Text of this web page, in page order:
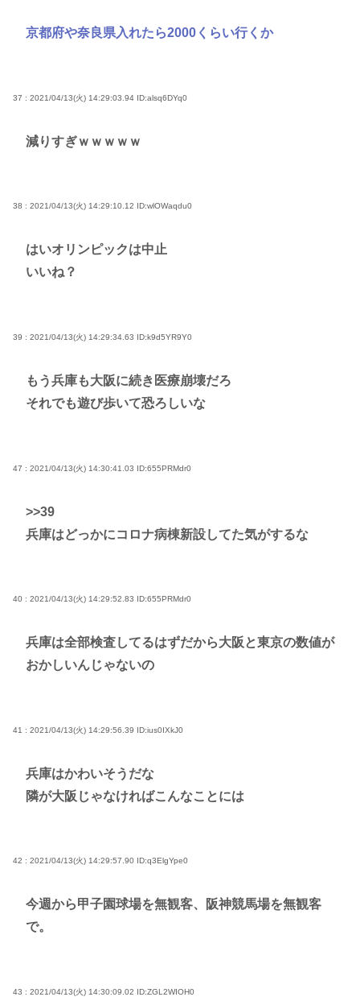
京都府や奈良県入れたら2000くらい行くか
37 : 2021/04/13(火) 14:29:03.94 ID:alsq6DYq0
減りすぎｗｗｗｗｗ
38 : 2021/04/13(火) 14:29:10.12 ID:wlOWaqdu0
はいオリンピックは中止
いいね？
39 : 2021/04/13(火) 14:29:34.63 ID:k9d5YR9Y0
もう兵庫も大阪に続き医療崩壊だろ
それでも遊び歩いて恐ろしいな
47 : 2021/04/13(火) 14:30:41.03 ID:655PRMdr0
>>39
兵庫はどっかにコロナ病棟新設してた気がするな
40 : 2021/04/13(火) 14:29:52.83 ID:655PRMdr0
兵庫は全部検査してるはずだから大阪と東京の数値が
おかしいんじゃないの
41 : 2021/04/13(火) 14:29:56.39 ID:ius0IXkJ0
兵庫はかわいそうだな
隣が大阪じゃなければこんなことには
42 : 2021/04/13(火) 14:29:57.90 ID:q3ElgYpe0
今週から甲子園球場を無観客、阪神競馬場を無観客
で。
43 : 2021/04/13(火) 14:30:09.02 ID:ZGL2WIOH0